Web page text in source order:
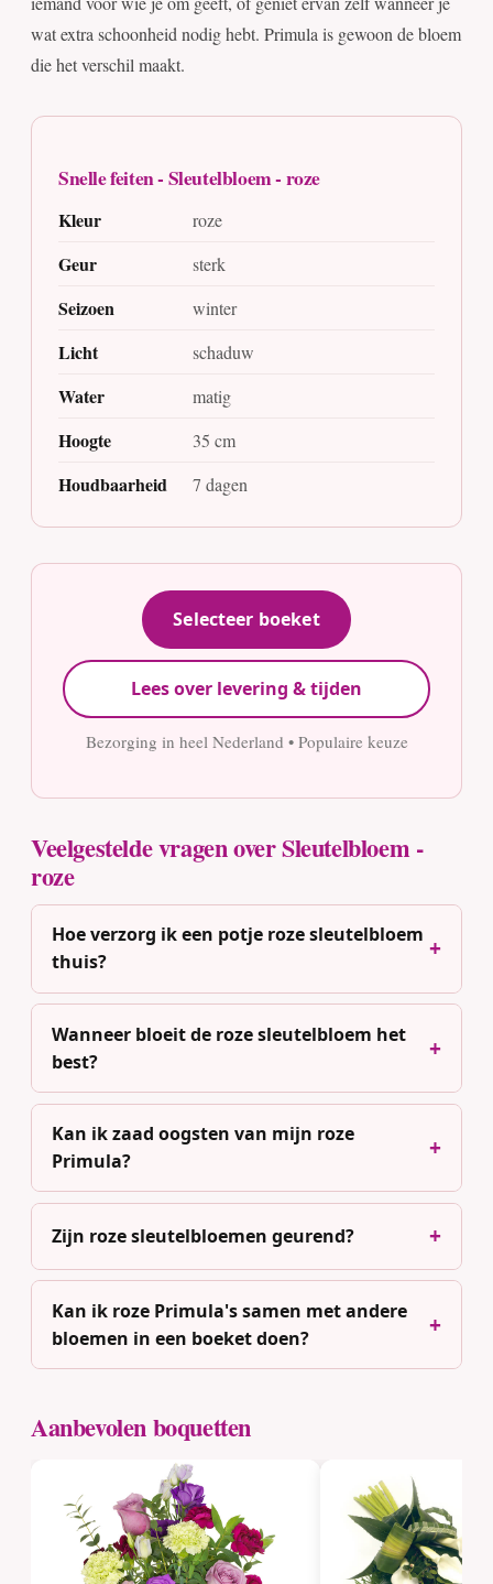
wat extra schoonheid nodig hebt. Primula is gewoon de bloem
die het verschil maakt.
Snelle feiten - Sleutelbloem - roze
Kleur roze
Geur sterk
Seizoen winter
Licht schaduw
Water matig
Hoogte 35 cm
Houdbaarheid 7 dagen
Selecteer boeket
Lees over levering & tijden
Bezorging in heel Nederland • Populaire keuze
Veelgestelde vragen over Sleutelbloem -
roze
Hoe verzorg ik een potje roze sleutelbloem
thuis?
Wanneer bloeit de roze sleutelbloem het
best?
Kan ik zaad oogsten van mijn roze
Primula?
Zijn roze sleutelbloemen geurend?
Kan ik roze Primula's samen met andere
bloemen in een boeket doen?
Aanbevolen boquetten